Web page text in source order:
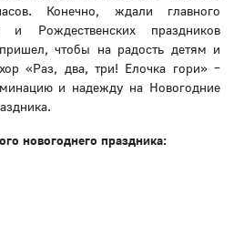
Конечно, ждали главного
и Рождественских праздников
чтобы на радость детям и
«Раз, два, три! Елочка гори» –
и надежду на Новогодние
новогоднего праздника: